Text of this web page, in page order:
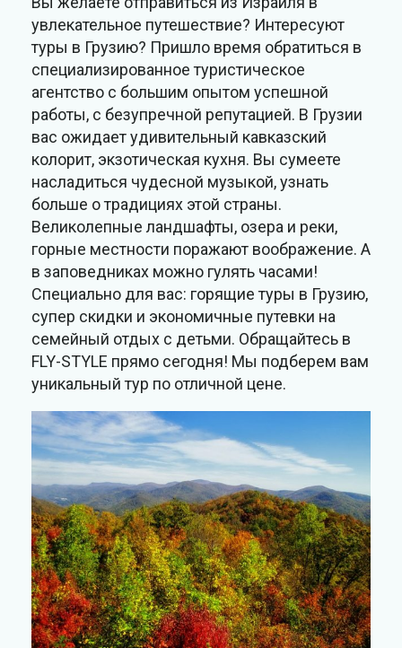
увлекательное путешествие? Интересуют
туры в Грузию? Пришло время обратиться в
специализированное туристическое
агентство с большим опытом успешной
работы, с безупречной репутацией. В Грузии
вас ожидает удивительный кавказский
колорит, экзотическая кухня. Вы сумеете
насладиться чудесной музыкой, узнать
больше о традициях этой страны.
Великолепные ландшафты, озера и реки,
горные местности поражают воображение. А
в заповедниках можно гулять часами!
Специально для вас: горящие туры в Грузию,
супер скидки и экономичные путевки на
семейный отдых с детьми. Обращайтесь в
FLY-STYLE прямо сегодня! Мы подберем вам
уникальный тур по отличной цене.